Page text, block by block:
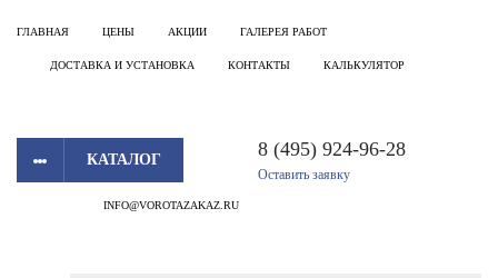
ГЛАВНАЯ ЦЕНЫ АКЦИИ ГАЛЕРЕЯ РАБОТ
ДОСТАВКА И УСТАНОВКА КОНТАКТЫ КАЛЬКУЛЯТОР
КАТАЛОГ 8 (495) 924-96-28
Оставить заявку
INFO@VOROTAZAKAZ.RU